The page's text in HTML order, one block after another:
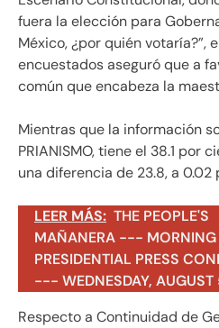
fuera la elección para
México, ¿por quién votaría?”,
encuestados aseguró que a
común que encabeza la
Mientras que la información
PRIANISMO, tiene el 38.1 por
una diferencia de 23.8, a 0.02
LEER MÁS: THE PEOPLE'S
MAÑANERA --- MORNING
PRESIDENTIAL PRESS
--- WEDNESDAY,
Respecto a Continuidad de